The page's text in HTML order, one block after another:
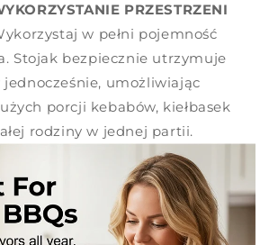
PRZESTRZENI
w pełni pojemność
Stojak bezpiecznie utrzymuje
umożliwiając
porcji kebabów, kiełbasek
rodziny w jednej partii.